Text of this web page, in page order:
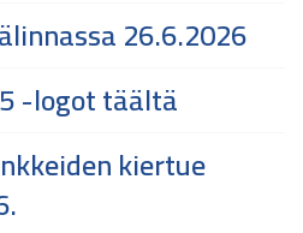
26.6.2026
-logot täältä
kiertue